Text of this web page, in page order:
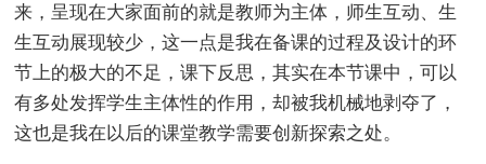
来，呈现在大家面前的就是教师为主体，师生互动、生
生互动展现较少，这一点是我在备课的过程及设计的环
节上的极大的不足，课下反思，其实在本节课中，可以
有多处发挥学生主体性的作用，却被我机械地剥夺了，
这也是我在以后的课堂教学需要创新探索之处。